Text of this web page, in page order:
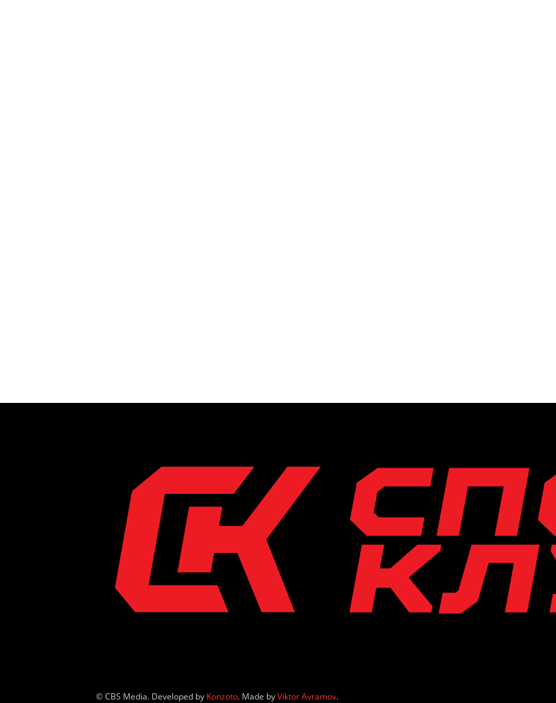
© CBS Media. Developed by Konzoto. Made byViktor Avramov.